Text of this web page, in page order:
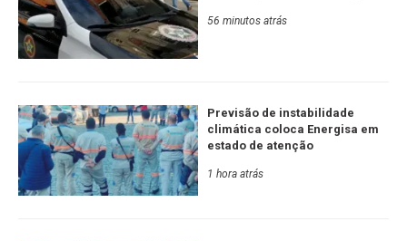
56 minutos atrás
Previsão de instabilidade
climática coloca Energisa em
estado de atenção
1 hora atrás